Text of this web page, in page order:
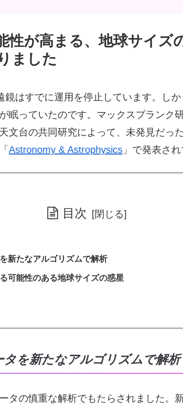
性が高まる、地球サイズ
ました
鏡はすでに運用を停止しています。し
眠っていたのです。マックスプランク
文台の共同研究によって、未発見だっ
Astronomy & Astrophysics 」で発表され
目次
新たなアルゴリズムで解析
可能性のある地球サイズの惑星
タを新たなアルゴリズムで解析
タの慎重な解析でもたらされました。